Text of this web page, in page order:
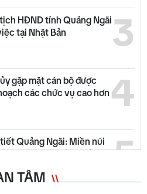
3
HĐND tỉnh Quảng Ngãi
tại Nhật Bản
4
gặp mặt cán bộ được
các chức vụ cao hơn
5
Quảng Ngãi: Miền núi
dông, đồng bằng nắng
TÂM